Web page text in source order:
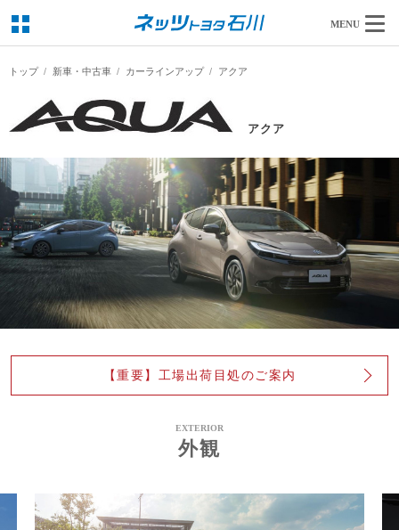
MENU
トップ 新車・中古車 カーラインアップ アクア
アクア
【重要】工場出荷目処のご案内
EXTERIOR
外観